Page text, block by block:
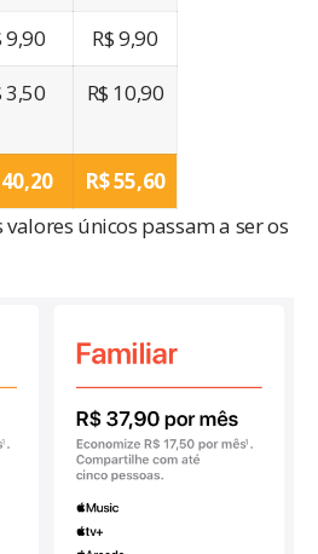
9,90
R$‎ 9,90
3,50 R$‎ 10,90
R$‎ 55,60
valores únicos passam a ser os